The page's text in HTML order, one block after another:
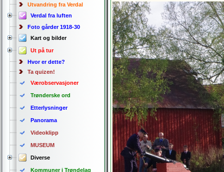
Utvandring fra Verdal
Verdal fra luften
Foto gårder 1918-30
Kart og bilder
Ut på tur
Hvor er dette?
Ta quizen!
Værobservasjoner
Trønderske ord
Etterlysninger
Panorama
Videoklipp
MUSEUM
Diverse
Kommuner i Trøndelag